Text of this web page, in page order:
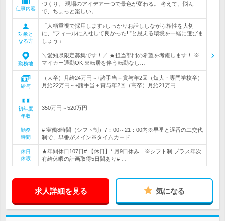
仕事内容
づくり。 現場のアイデア一つで景色が変わる。 考えて、悩ん
で、ちょっと楽しい。
対象と
なる方
「人柄重視で採用します♪しっかりお話ししながら相性を大切
に、“フィールに入社して良かった!!”と思える環境を一緒に選びま
しょう」
勤務地
＼愛知県限定募集です！／ ★担当部門の希望を考慮します！ ※
マイカー通勤OK ※転居を伴う転勤なし…
給与
（大卒）月給24万円～+諸手当＋賞与年2回（短大・専門学校卒）
月給22万円～+諸手当＋賞与年2回（高卒）月給21万円…
初年度
年収
350万円～520万円
勤務
時間
# 実働8時間（シフト制）7：00～21：00内※早番と遅番の二交代
制で、早番がメイン※タイムカード…
休日
休暇
★年間休日107日# 【休日】* 月9日休み ※シフト制 プラス年次
有給休暇の計画取得5日間あり# …
求人詳細を見る 気になる